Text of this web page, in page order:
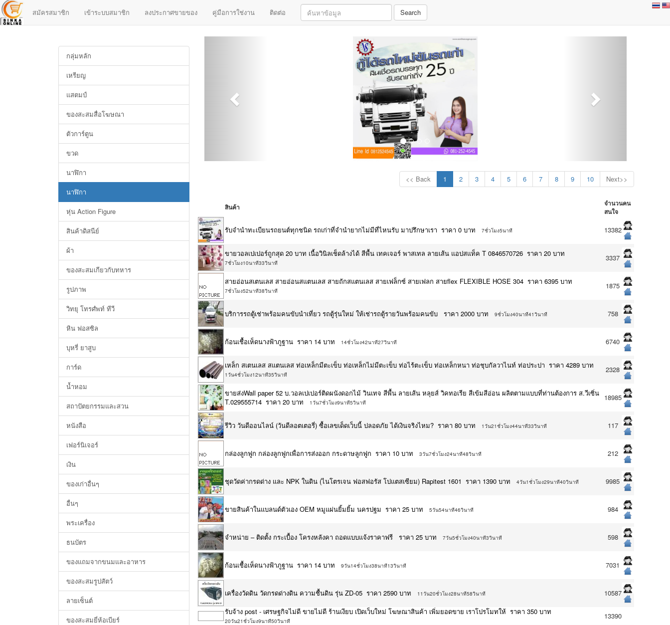
สมัครสมาชิก เข้าระบบสมาชิก ลงประกาศขายของ คู่มือการใช่งาน ติดต่อ Search
กลุ่มหลัก
เหรียญ
แสตมป์
ของสะสมสื่อโฆษณา
ตัวการ์ตูน
ขวด
นาฬิกา
นาฬิกา
หุ่น Action Figure
สินค้าดิสนีย์
ผ้า
ของสะสมเกียวกับทหาร
รูปภาพ
วิทยุ โทรศํพท์ ทีวี
หิน ฟอสซิล
บุหรี่ ยาสูบ
การ์ด
น้ำหอม
สถาปัตยกรรมและสวน
หนังสือ
เฟอร์นิเจอร์
เงิน
ของเก่าอื่นๆ
อื่นๆ
พระเครื่อง
ธนบัตร
ของแถมจากขนมและอาหาร
ของสะสมรูปสัตว์
ลายเซ็นต์
ของสะสมยี่ห้อเบียร์
<< Back 1 2 3 4 5 6 7 8 9 10 Next>>
สินค้า
จำนวนคน
สนใจ
รับจำนำทะเบียนรถยนต์ทุกชนิด รถเก่าที่จำนำยากไม่มีที่ไหนรับ มาปรึกษาเรา ราคา 0 บาท 7ชั่วโมง5นาที 13382
ขายวอลเปเปอร์ถูกสุด 20 บาท เนื้อวินิลเช็ดล้างได้ สีพื้น เทคเจอร์ พาสเทล ลายเส้น แอปสแท็ค T 0846570726 ราคา 20 บาท
7ชั่วโมง10นาที33วินาที
3337
สายอ่อนสเตนเลส สายอ่อนสแตนเลส สายถักสแตนเลส สายเฟล็กซ์ สายเฟลก สายflex FLEXIBLE HOSE 304 ราคา 6395 บาท
7ชั่วโมง52นาที38วินาที
1875
บริการรถตู้เช่าพร้อมคนขับนำเที่ยว รถตู้รุ่นใหม่ ให้เช่ารถตู้รายวันพร้อมคนขับ ราคา 2000 บาท 9ชั่วโมง40นาที41วินาที 758
ก้อนเชื้อเห็ดนางฟ้าภูฐาน ราคา 14 บาท 14ชั่วโมง42นาที27วินาที 6740
เหล็ก สเตนเลส สแตนเลส ท่อเหล็กมีตะเข็บ ท่อเหล็กไม่มีตะเข็บ ท่อไร้ตะเข็บ ท่อเหล็กหนา ท่อชุบกัลวาไนท์ ท่อประปา ราคา 4289 บาท
1วัน4ชั่วโมง12นาที35วินาที
2328
ขายส่งWall paper 52 บ.วอลเปเปอร์ติดผนังดอกไม้ วินเทจ สีพื้น ลายเส้น หลุยส์ วิคทอเรีย สีเข้มสีอ่อน ผลิตตามแบบที่ท่านต้องการ ส.วีเซิ่น
T.029555714 ราคา 20 บาท
1วัน7ชั่วโมง9นาที5วินาที
18985
รีวิว วันดีออนไลน์ (วันดีลอตเตอรี่) ซื้อเลขเด็ดเว็บนี้ ปลอดภัย ได้เงินจริงไหม? ราคา 80 บาท 1วัน21ชั่วโมง44นาที33วินาที 117
กล่องลูกฟูก กล่องลูกฟูกเพื่อการส่งออก กระดาษลูกฟูก ราคา 10 บาท 3วัน7ชั่วโมง24นาที48วินาที 212
ชุดวัดค่ากรดด่าง และ NPK ในดิน (ไนโตรเจน ฟอสฟอรัส โปแตสเซียม) Rapitest 1601 ราคา 1390 บาท 4วัน1ชั่วโมง29นาที40วินาที 9985
ขายสินค้าในแบลนด์ตัวเอง OEM หมูแผ่นยิ้มยิ้ม นครปฐม ราคา 25 บาท 5วัน54นาที46วินาที 984
จำหน่าย – ติดตั้ง กระเบื้อง โครงหลังคา ถอดแบบแจ้งราคาฟรี ราคา 25 บาท 7วัน5ชั่วโมง40นาที3วินาที 598
ก้อนเชื้อเห็ดนางฟ้าภูฐาน ราคา 14 บาท 9วัน14ชั่วโมง38นาที13วินาที 7031
เครื่องวัดดิน วัดกรดด่างดิน ความชื้นดิน รุ่น ZD-05 ราคา 2590 บาท 11วัน20ชั่วโมง28นาที58วินาที
10587
รับจ้าง post - เศรษฐกิจไม่ดี ขายไม่ดี ร้านเงียบ เปิดเว็บใหม่ โฆษณาสินค้า เพิ่มยอดขาย เราโปรโมทให้ ราคา 350 บาท
20วัน21ชั่วโมง9นาที50วินาที
13390